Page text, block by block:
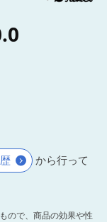
から行って
ので、商品の効果や性